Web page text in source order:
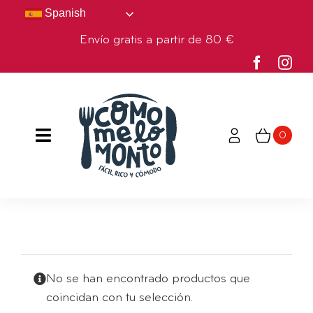
Saltar
Spanish
Envío gratis a partir de 80 €
Toggle
Navigation
BLOG
0
No se han encontrado productos que
coincidan con tu selección.